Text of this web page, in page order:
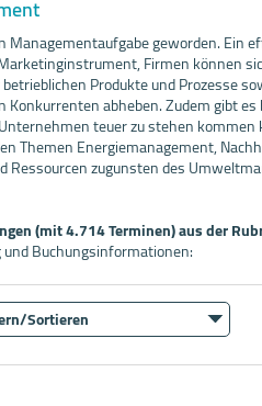
geworden. Ein
Firmen können
Produkte und Prozesse
abheben. Zudem gibt es
teuer zu stehen
Themen Energiemanagement,
Ressourcen zugunsten des
(mit 4.714 Terminen) aus der
Buchungsinformationen:
Sortieren